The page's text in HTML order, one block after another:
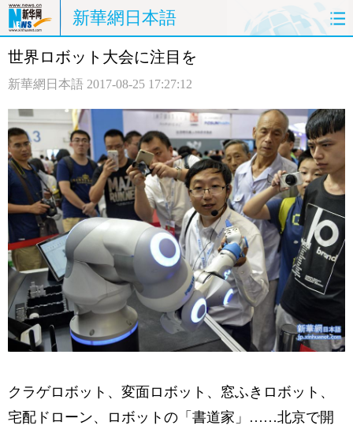
新華網日本語
ホームページ 政治
観光 評論 写真
中日対訳
世界ロボット大会に注目を
新華網日本語 2017-08-25 17:27:12
クラゲロボット、変面ロボット、窓ふきロボット、
宅配ドローン、ロボットの「書道家」……北京で開